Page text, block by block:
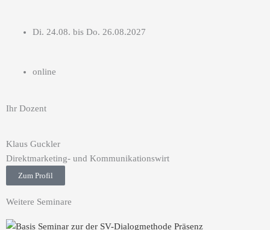
Di. 24.08. bis Do. 26.08.2027
online
Ihr Dozent
Klaus Guckler
Direktmarketing- und Kommunikationswirt
Zum Profil
Weitere Seminare